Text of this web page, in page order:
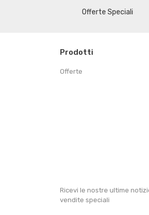
Offerte Speciali
Prodotti
Offerte
Ricevi le nostre ultime
vendite speciali